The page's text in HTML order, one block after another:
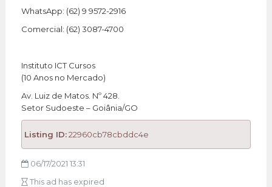
WhatsApp: (62) 9 9572-2916
Comercial: (62) 3087-4700
Instituto ICT Cursos
(10 Anos no Mercado)
Av. Luiz de Matos. Nº 428.
Setor Sudoeste – Goiânia/GO
Listing ID:22960cb78cbddc4e
06/17/2021 13:31
This ad has expired